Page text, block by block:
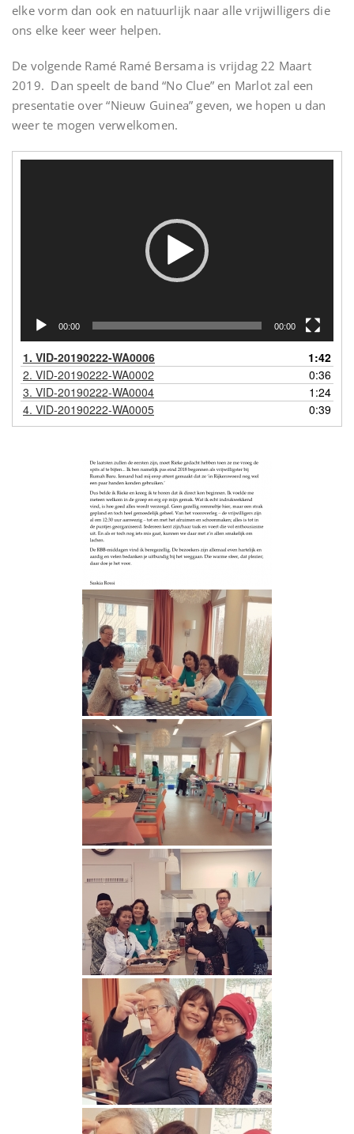
elke vorm dan ook en natuurlijk naar alle vrijwilligers die
ons elke keer weer helpen.
De volgende Ramé Ramé Bersama is vrijdag 22 Maart
2019. Dan speelt de band “No Clue” en Marlot zal een
presentatie over “Nieuw Guinea” geven, we hopen u dan
weer te mogen verwelkomen.
00:00 00:00
1. VID-20190222-WA0006
1:42
2. VID-20190222-WA0002
0:36
3. VID-20190222-WA0004
1:24
4. VID-20190222-WA0005 0:39